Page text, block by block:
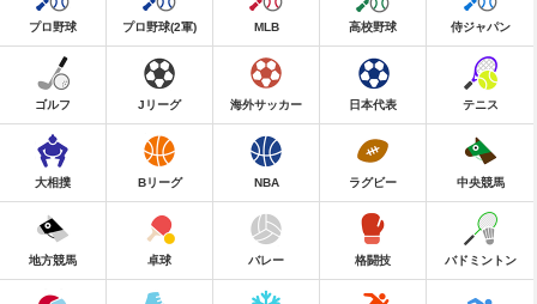
プロ野球 プロ野球(2軍) MLB 高校野球 侍ジャパン
ゴルフ Jリーグ 海外サッカー 日本代表 テニス
大相撲 Bリーグ NBA ラグビー 中央競馬
地方競馬 卓球 バレー 格闘技 バドミントン